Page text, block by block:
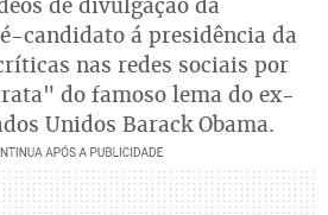
candidato á presidência da
nas redes sociais por
do famoso lema do ex-
Unidos Barack Obama.